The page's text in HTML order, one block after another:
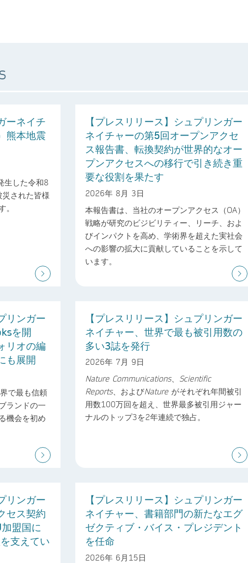
ーネイチ
熊本地震
生した令和8
された皆様
【プレスリリース】シュプリンガー
ネイチャーの第5回オープンアクセ
ス報告書、転換契約が世界的なオー
プンアクセスへの移行で引き続き重
要な役割を果たす
2026年 8月 3日
本報告書は、当社のオープンアクセス（OA）
戦略が研究のビジビリティー、リーチ、およ
びインパクトを高め、学術界を超えた実社会
への影響の拡大に貢献していることを示して
います。
リンガー
を開
リオの編
も展開
で最も信頼
ランドの一
機会を初め
【プレスリリース】シュプリンガー
ネイチャー、世界で最も被引用数の
多い3誌を発行
2026年 7月 9日
Nature Communications、 Scientific
Reports、およびNatureがそれぞれ年間被引
用数100万回を超え、世界最多被引用ジャー
ナルのトップ3を2年連続で独占。
リンガー
セス契約
盟国に
支えてい
【プレスリリース】シュプリンガー
ネイチャー、書籍部門の新たなエグ
ゼクティブ・バイス・プレジデント
を任命
2026年 6月15日